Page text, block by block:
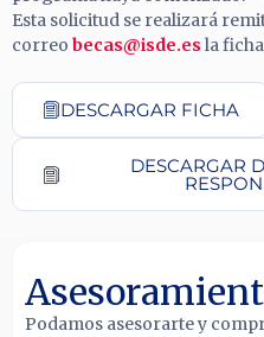
Esta solicitud se realizará
correo becas@isde.es la
DESCARGAR FICHA
DESCARGAR
Podamos asesorarte y